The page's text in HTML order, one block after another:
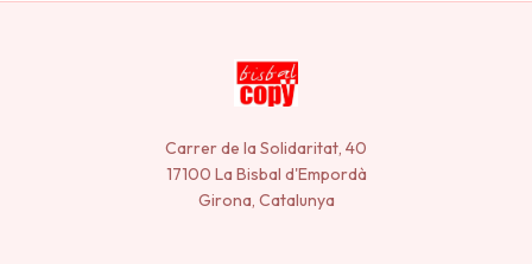
Carrer de la Solidaritat, 40
17100 La Bisbal d'Empordà
Girona, Catalunya